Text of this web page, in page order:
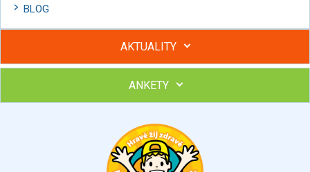
BLOG
AKTUALITY
Hubněte s podporou lektorky a skupiny v kurzech STOBu
Chcete poradit s hubnutím? Najděte si odborníka STOBu ve
ANKETY